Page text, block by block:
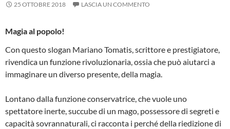
25 OTTOBRE 2018 LASCIA UN COMMENTO
Magia al popolo!
Con questo slogan Mariano Tomatis, scrittore e prestigiatore,
rivendica un funzione rivoluzionaria, ossia che può aiutarci a
immaginare un diverso presente, della magia.
Lontano dalla funzione conservatrice, che vuole uno
spettatore inerte, succube di un mago, possessore di segreti e
capacità sovrannaturali, ci racconta i perché della riedizione di